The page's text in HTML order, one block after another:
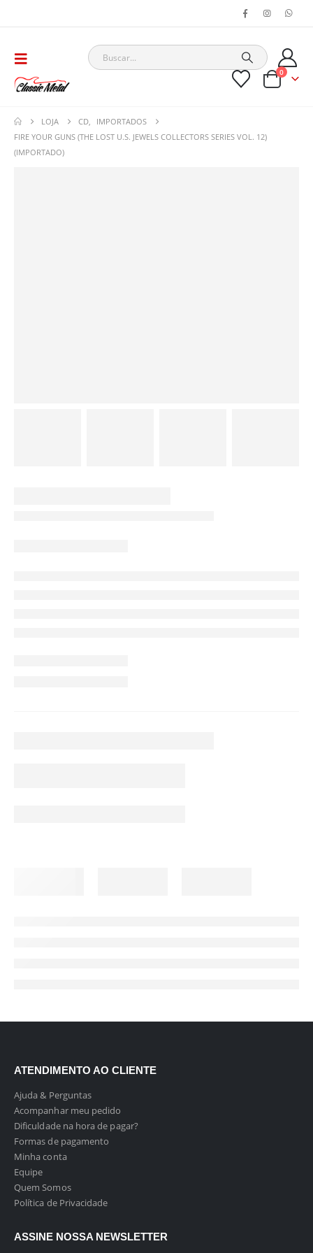
0
LOJA CD
IMPORTADOS
FIRE YOUR GUNS (THE LOST U.S. JEWELS COLLECTORS SERIES VOL. 12)
(IMPORTADO)
ATENDIMENTO AO CLIENTE
Ajuda & Perguntas
Acompanhar meu pedido
Dificuldade na hora de pagar?
Formas de pagamento
Minha conta
Equipe
Quem Somos
Política de Privacidade
ASSINE NOSSA NEWSLETTER